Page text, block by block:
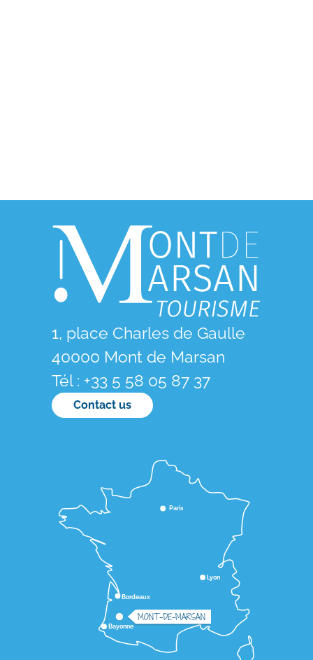
1, place Charles de Gaulle
40000 Mont de Marsan
Tél : +33 5 58 05 87 37
Contact us
Lyon
Bordeaux
Paris
Bayonne
MONT-DE-MARSAN